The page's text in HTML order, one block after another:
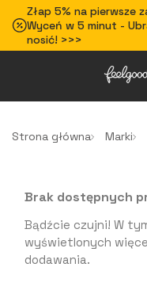
Złap 5% na pierwsze
Wyceń w 5 minut -
nosić! >>>
Strona główna Marki
Brak dostępnych
Bądźcie czujni! W
wyświetlonych
dodawania.